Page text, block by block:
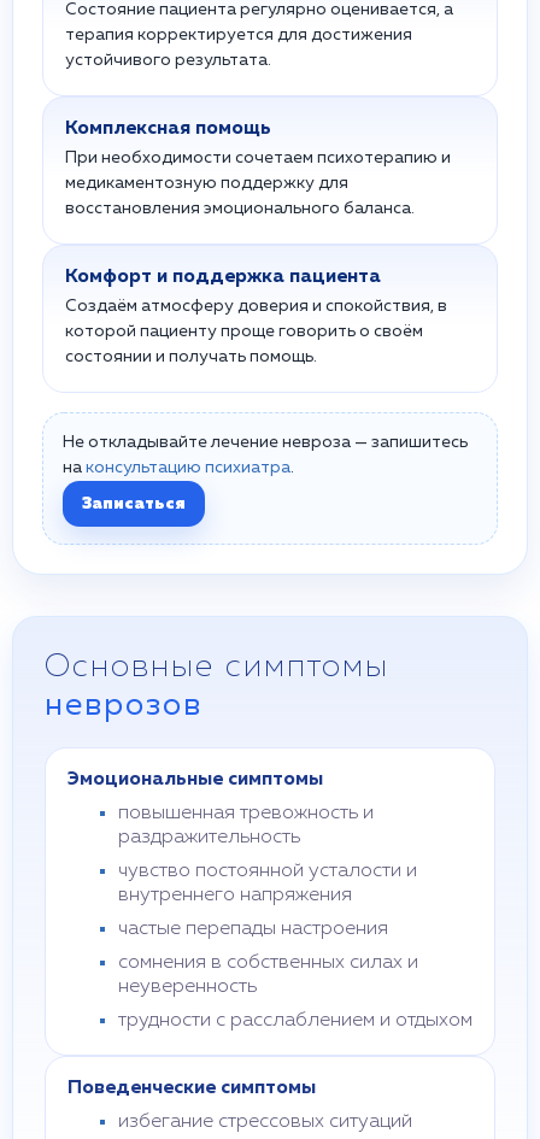
Состояние пациента регулярно оценивается, а
терапия корректируется для достижения
устойчивого результата.
Комплексная помощь
При необходимости сочетаем психотерапию и
медикаментозную поддержку для
восстановления эмоционального баланса.
Комфорт и поддержка пациента
Создаём атмосферу доверия и спокойствия, в
которой пациенту проще говорить о своём
состоянии и получать помощь.
Не откладывайте лечение невроза — запишитесь
на консультацию психиатра.
Записаться
Основные симптомы
неврозов
Эмоциональные симптомы
повышенная тревожность и
раздражительность
чувство постоянной усталости и
внутреннего напряжения
частые перепады настроения
сомнения в собственных силах и
неуверенность
трудности с расслаблением и отдыхом
Поведенческие симптомы
избегание стрессовых ситуаций